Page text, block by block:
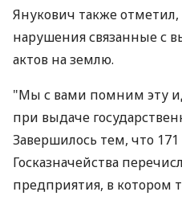
Янукович также
нарушения связанные с
актов на землю.
"Мы с вами помним эту
при выдаче
Завершилось тем, что
Госказначейства
предприятия, в котором